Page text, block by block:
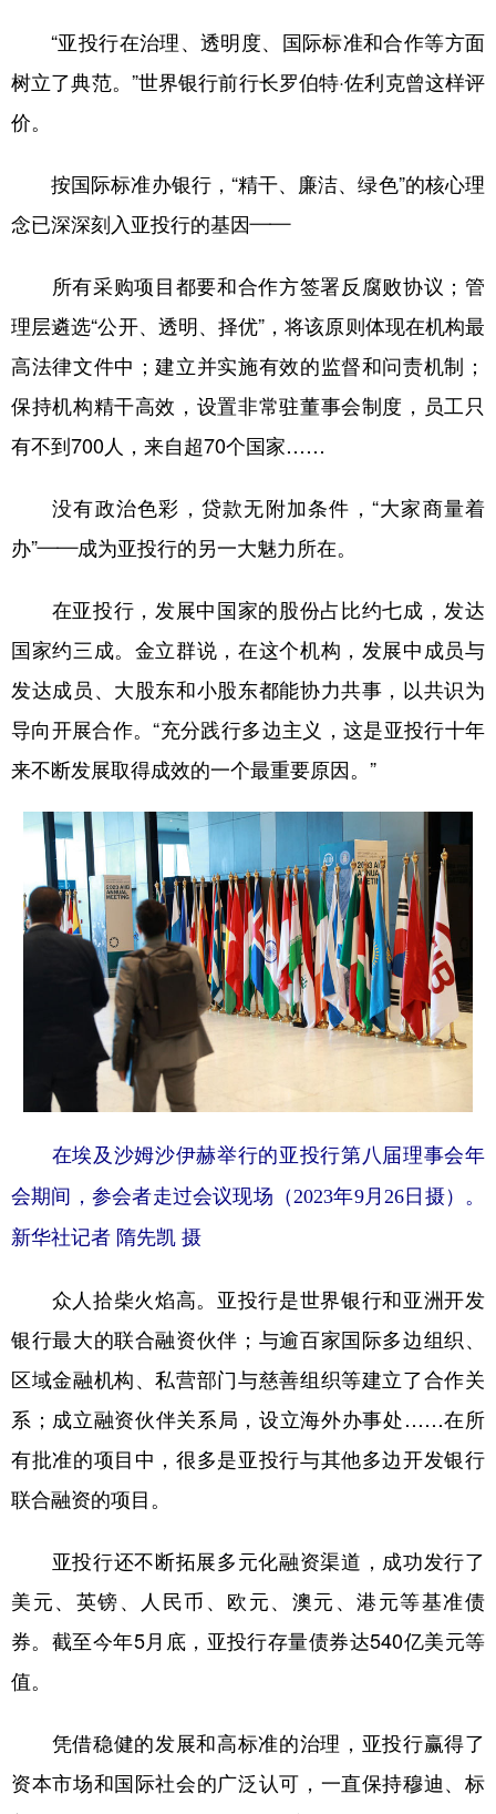
“亚投行在治理、透明度、国际标准和合作等方面
树立了典范。”世界银行前行长罗伯特·佐利克曾这样评
价。
按国际标准办银行，“精干、廉洁、绿色”的核心理
念已深深刻入亚投行的基因——
所有采购项目都要和合作方签署反腐败协议；管
理层遴选“公开、透明、择优”，将该原则体现在机构最
高法律文件中；建立并实施有效的监督和问责机制；
保持机构精干高效，设置非常驻董事会制度，员工只
有不到700人，来自超70个国家……
没有政治色彩，贷款无附加条件，“大家商量着
办”——成为亚投行的另一大魅力所在。
在亚投行，发展中国家的股份占比约七成，发达
国家约三成。金立群说，在这个机构，发展中成员与
发达成员、大股东和小股东都能协力共事，以共识为
导向开展合作。“充分践行多边主义，这是亚投行十年
来不断发展取得成效的一个最重要原因。”
在埃及沙姆沙伊赫举行的亚投行第八届理事会年
会期间，参会者走过会议现场（2023年9月26日摄）。
新华社记者 隋先凯 摄
众人拾柴火焰高。亚投行是世界银行和亚洲开发
银行最大的联合融资伙伴；与逾百家国际多边组织、
区域金融机构、私营部门与慈善组织等建立了合作关
系；成立融资伙伴关系局，设立海外办事处……在所
有批准的项目中，很多是亚投行与其他多边开发银行
联合融资的项目。
亚投行还不断拓展多元化融资渠道，成功发行了
美元、英镑、人民币、欧元、澳元、港元等基准债
券。截至今年5月底，亚投行存量债券达540亿美元等
值。
凭借稳健的发展和高标准的治理，亚投行赢得了
资本市场和国际社会的广泛认可，一直保持穆迪、标